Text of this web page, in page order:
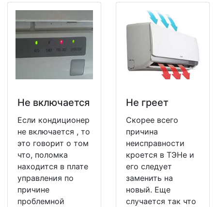
Не включается
Если кондиционер
не включается , то
это говорит о том
что, поломка
находится в плате
управления по
причине
проблемной
Не греет
Скорее всего
причина
неисправности
кроется в ТЭНе и
его следует
заменить на
новый. Еще
случается так что